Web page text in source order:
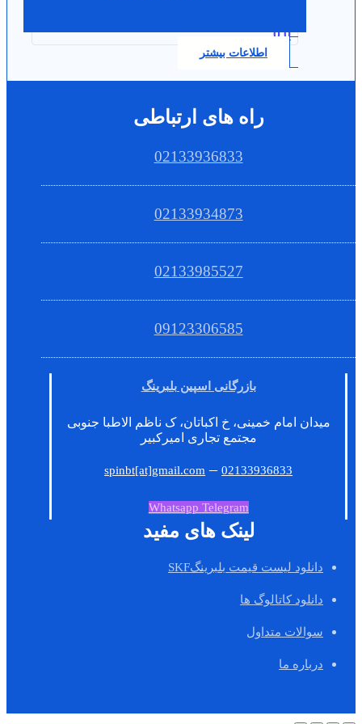
0.0
اطلاعات بیشتر
راه های ارتباطی
02133936833
02133934873
02133985527
09123306585
بازرگانی اسپین بلبرینگ
میدان امام خمینی، خ اکباتان، ک ناظم الاطبا جنوبی
مجتمع تجاری امیرکبیر
spinbt[at]gmail.com –02133936833
Whatsapp Telegram
لینک های مفید
دانلود لیست قیمت بلبرینگSKF
دانلود کاتالوگ ها
سوالات متداول
درباره ما